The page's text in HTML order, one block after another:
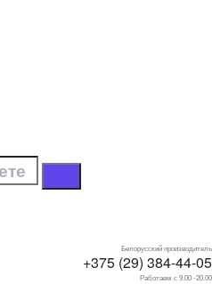
Белорусский производитель
+375 (29) 384-44-05
Работаем с 9.00 -20.00
м.кв.